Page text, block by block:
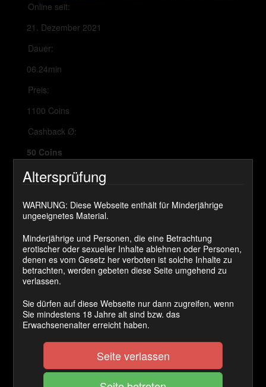
Online seit:
21. Dezember 2021
Dauer:
06.24min
Preis:
1100 Coins
Cashback Ø:
50 Coins
Die Sklavin wird zu erst von der Lady mit dem Strapon
tief in den Hals gefickt.
Aber das ist nicht alles , ich habe eine Überraschung für
sie! Einen echten Schwanz. Jemand der sie schön durch
rammelt und ihr am Ende das Gesicht voll spritzt.
Kategorie(n): Weibliche Sklavin
Kommentare
ich_muss_garnichts sagt:
Altersprüfung
WARNUNG: Diese Webseite enthält für Minderjährige
ungeeignetes Material.
Minderjährige und Personen, die eine Betrachtung
erotischer oder sexueller Inhalte ablehnen oder Personen,
denen es vom Gesetz her verboten ist solche Inhalte zu
betrachten, werden gebeten diese Seite umgehend zu
verlassen.
Sie dürfen auf diese Webseite nur dann zugreifen, wenn
Sie mindestens 18 Jahre alt sind bzw. das
Erwachsenenalter erreicht haben.
Seite verlassen